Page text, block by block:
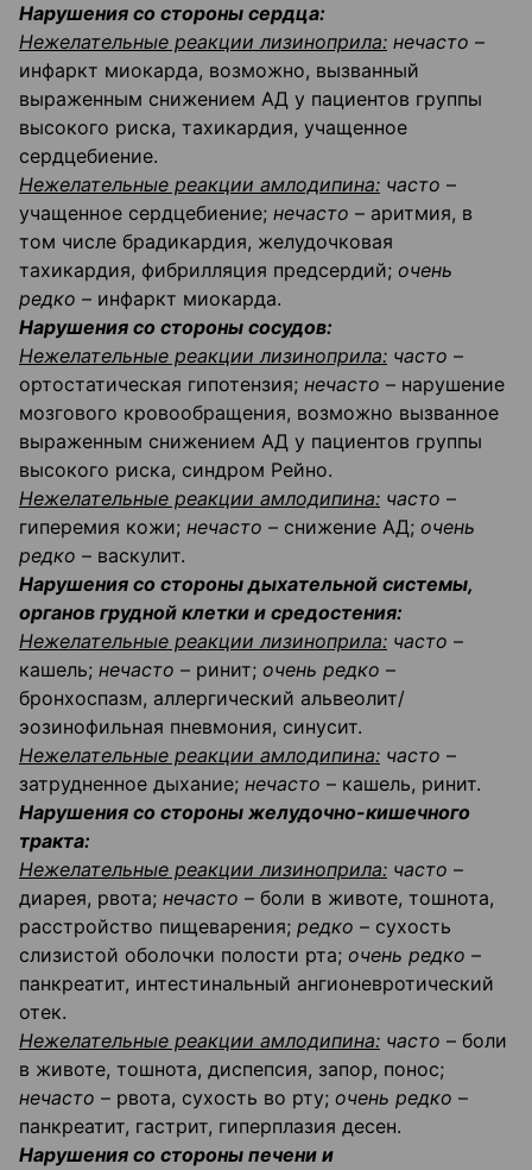
Нарушения со стороны сердца:
Нежелательные реакции лизиноприла: нечасто –
инфаркт миокарда, возможно, вызванный
выраженным снижением АД у пациентов группы
высокого риска, тахикардия, учащенное
сердцебиение.
Нежелательные реакции амлодипина: часто –
учащенное сердцебиение; нечасто – аритмия, в
том числе брадикардия, желудочковая
тахикардия, фибрилляция предсердий; очень
редко – инфаркт миокарда.
Нарушения со стороны сосудов:
Нежелательные реакции лизиноприла: часто –
ортостатическая гипотензия; нечасто – нарушение
мозгового кровообращения, возможно вызванное
выраженным снижением АД у пациентов группы
высокого риска, синдром Рейно.
Нежелательные реакции амлодипина: часто –
гиперемия кожи; нечасто – снижение АД; очень
редко – васкулит.
Нарушения со стороны дыхательной системы,
органов грудной клетки и средостения:
Нежелательные реакции лизиноприла: часто –
кашель; нечасто – ринит; очень редко –
бронхоспазм, аллергический альвеолит/
эозинофильная пневмония, синусит.
Нежелательные реакции амлодипина: часто –
затрудненное дыхание; нечасто – кашель, ринит.
Нарушения со стороны желудочно-кишечного
тракта:
Нежелательные реакции лизиноприла: часто –
диарея, рвота; нечасто – боли в животе, тошнота,
расстройство пищеварения; редко – сухость
слизистой оболочки полости рта; очень редко –
панкреатит, интестинальный ангионевротический
отек.
Нежелательные реакции амлодипина: часто – боли
в животе, тошнота, диспепсия, запор, понос;
нечасто – рвота, сухость во рту; очень редко –
панкреатит, гастрит, гиперплазия десен.
Нарушения со стороны печени и